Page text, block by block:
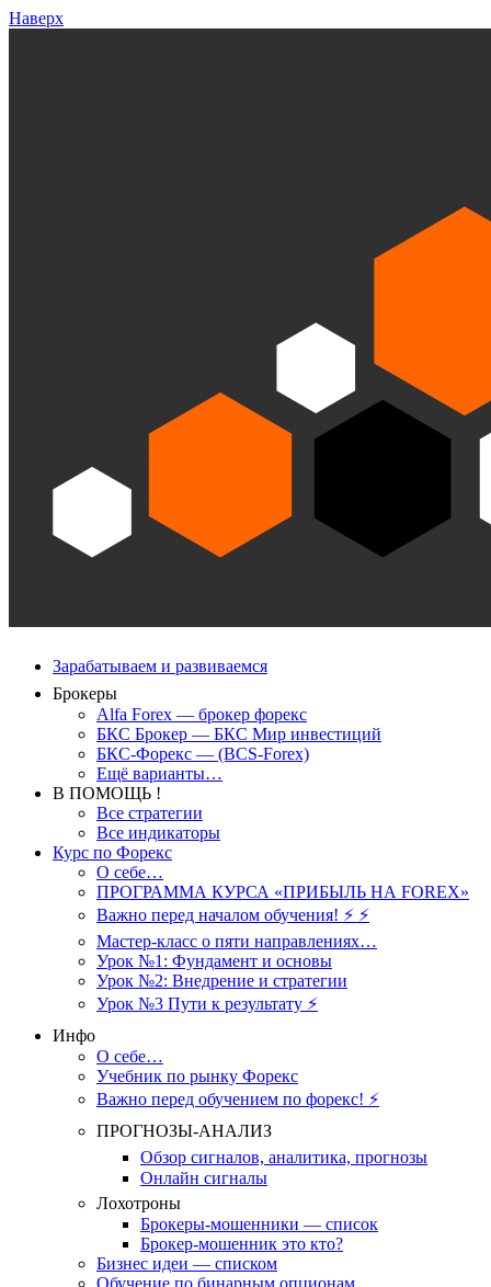
Наверх
Зарабатываем и развиваемся
Брокеры
Alfa Forex — брокер форекс
БКС Брокер — БКС Мир инвестиций
БКС-Форекс — (BCS-Forex)
Ещё варианты…
В ПОМОЩЬ !
Все стратегии
Все индикаторы
Курс по Форекс
О себе…
ПРОГРАММА КУРСА «ПРИБЫЛЬ НА FOREX»
Важно перед началом обучения! ⚡ ⚡
Мастер-класс о пяти направлениях…
Урок №1: Фундамент и основы
Урок №2: Внедрение и стратегии
Урок №3 Пути к результату ⚡️
Инфо
О себе…
Учебник по рынку Форекс
Важно перед обучением по форекс! ⚡
ПРОГНОЗЫ-АНАЛИЗ
Обзор сигналов, аналитика, прогнозы
Онлайн сигналы
Лохотроны
Брокеры-мошенники — список
Брокер-мошенник это кто?
Бизнес идеи — списком
Обучение по бинарным опционам